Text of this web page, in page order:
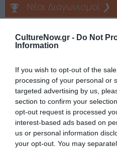
CultureNow.gr - Do Not
Information
If you wish to opt-out of the
processing of your personal or
targeted advertising by us,
section to confirm your
opt-out request is processed
interest-based ads based on
us or personal information
your opt-out. You may
Νέοι Διαγωνισμοί ❯
Tags
ΘΡΙΛΕΡ - ΤΡΟΜΟΥ
ΝΕΕΣ ΤΑΙΝΙΕΣ - ΤΑΙΝΙΕΣ ΤΗΣ
Newsletter
Κάθε βδομάδα στο e-mail
την Τέχνη και τον